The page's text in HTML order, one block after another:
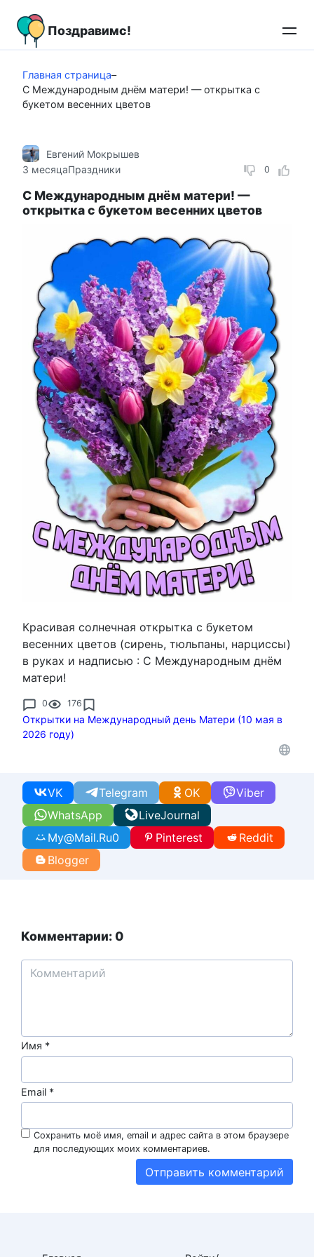
контенту
Поздравимс!
Главная страница–
С Международным днём матери! — открытка с
букетом весенних цветов
0
Евгений Мокрышев
3 месяцаПраздники
С Международным днём матери! —
открытка с букетом весенних цветов
Красивая солнечная открытка с букетом
весенних цветов (сирень, тюльпаны, нарциссы)
в руках и надписью : С Международным днём
матери!
0 176
Открытки на Международный день Матери (10 мая в
2026 году)
WhatsApp
VK Telegram Viber
OK
LiveJournal
My@Mail.Ru0 Pinterest
Reddit
Blogger
Комментарии: 0
Имя *
Email *
Сохранить моё имя, email и адрес сайта в этом браузере
для последующих моих комментариев.